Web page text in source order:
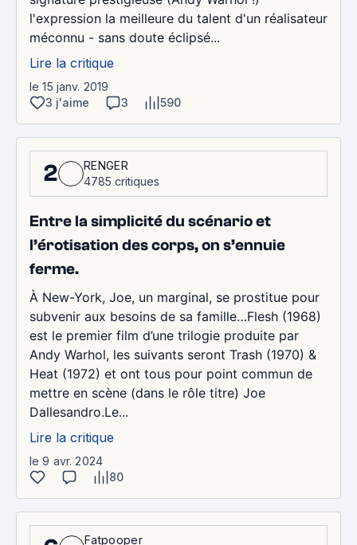
l'expression la meilleure du talent d'un réalisateur
méconnu - sans doute éclipsé...
Lire la critique
le 15 janv. 2019
3 j'aime
3 590
2
RENGER
4785 critiques
Entre la simplicité du scénario et
l’érotisation des corps, on s’ennuie
ferme.
À New-York, Joe, un marginal, se prostitue pour
subvenir aux besoins de sa famille…Flesh (1968)
est le premier film d’une trilogie produite par
Andy Warhol, les suivants seront Trash (1970) &
Heat (1972) et ont tous pour point commun de
mettre en scène (dans le rôle titre) Joe
Dallesandro.Le...
Lire la critique
le 9 avr. 2024
80
Fatpooper